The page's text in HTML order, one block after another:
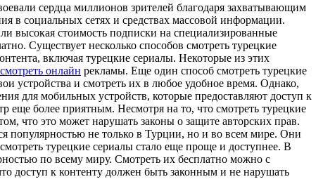
сердца миллионов зрителей благодаря захватывающим
в социальных сетях и средствах массовой информации.
высокая стоимость подписки на специализированные
Существует несколько способов смотреть турецкие
включая турецкие сериалы. Некоторые из этих
онлайн рекламы. Еще один способ смотреть турецкие
устройства и смотреть их в любое удобное время. Однако,
для мобильных устройств, которые предоставляют доступ к
еще более приятным. Несмотря на то, что смотреть турецкие
что это может нарушать законы о защите авторских прав.
популярностью не только в Турции, но и во всем мире. Они
турецкие сериалы стало еще проще и доступнее. В
по всему миру. Смотреть их бесплатно можно с
доступ к контенту должен быть законным и не нарушать